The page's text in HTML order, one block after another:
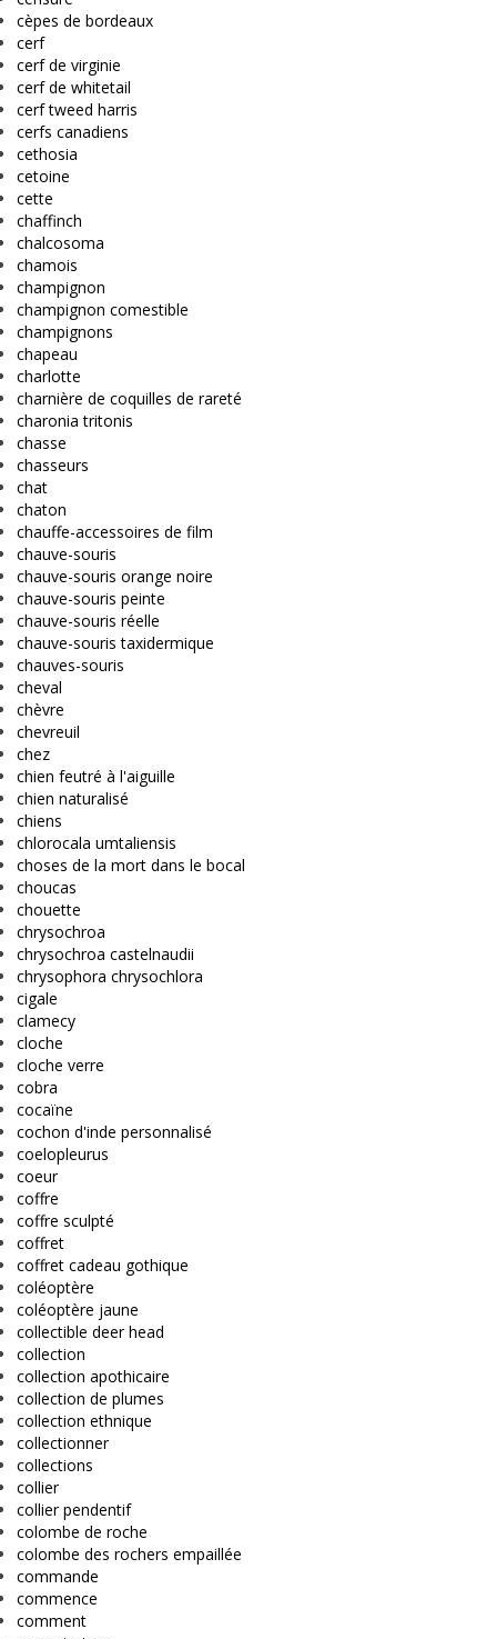
cèpes de bordeaux
cerf
cerf de virginie
cerf de whitetail
cerf tweed harris
cerfs canadiens
cethosia
cetoine
cette
chaffinch
chalcosoma
chamois
champignon
champignon comestible
champignons
chapeau
charlotte
charnière de coquilles de rareté
charonia tritonis
chasse
chasseurs
chat
chaton
chauffe-accessoires de film
chauve-souris
chauve-souris orange noire
chauve-souris peinte
chauve-souris réelle
chauve-souris taxidermique
chauves-souris
cheval
chèvre
chevreuil
chez
chien feutré à l'aiguille
chien naturalisé
chiens
chlorocala umtaliensis
choses de la mort dans le bocal
choucas
chouette
chrysochroa
chrysochroa castelnaudii
chrysophora chrysochlora
cigale
clamecy
cloche
cloche verre
cobra
cocaïne
cochon d'inde personnalisé
coelopleurus
coeur
coffre
coffre sculpté
coffret
coffret cadeau gothique
coléoptère
coléoptère jaune
collectible deer head
collection
collection apothicaire
collection de plumes
collection ethnique
collectionner
collections
collier
collier pendentif
colombe de roche
colombe des rochers empaillée
commande
commence
comment